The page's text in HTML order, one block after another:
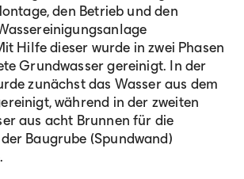
den Betrieb und den
Hilfe dieser wurde in zwei Phasen
Grundwasser gereinigt. In der
zunächst das Wasser aus dem
während in der zweiten
aus acht Brunnen für die
Baugrube (Spundwand)